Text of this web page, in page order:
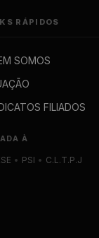
RÁPIDOS
SOMOS
FILIADOS
À
• PSI • C.L.T.P.J